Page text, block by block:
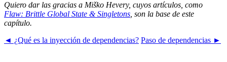
Quiero dar las gracias a Miško Hevery, cuyos artículos, como
Flaw: Brittle Global State & Singletons , son la base de este
capítulo.
◄ ¿Qué es la inyección de dependencias? Paso de dependencias ►